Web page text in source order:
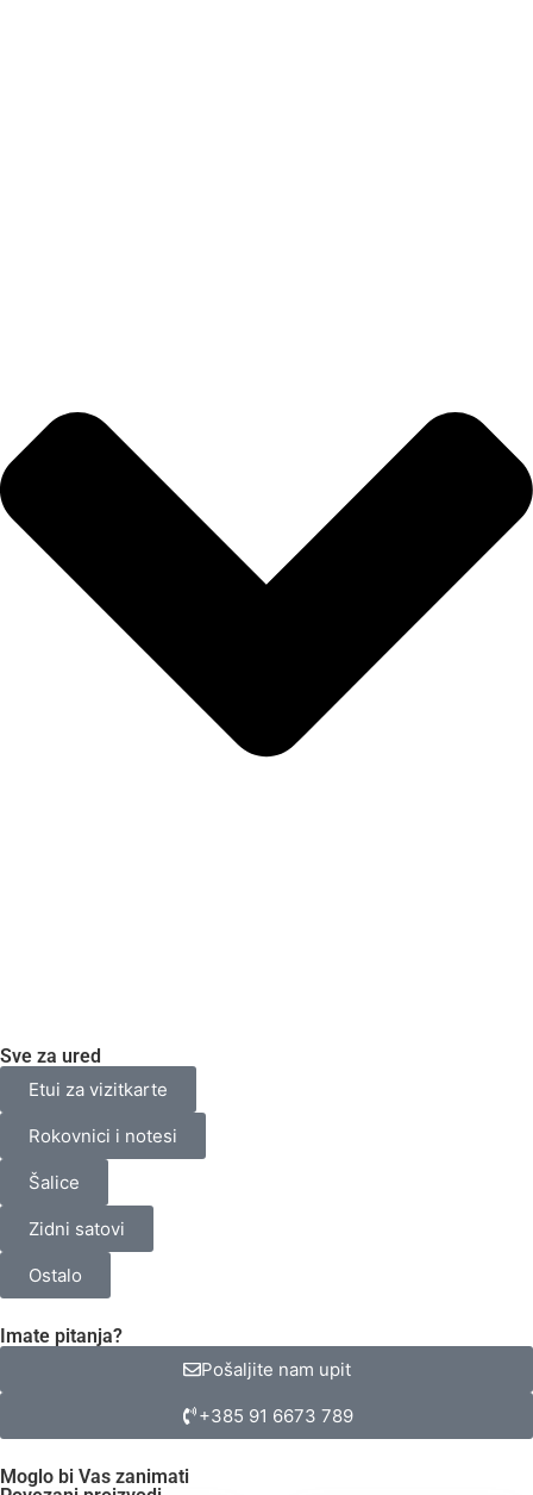
Sve za ured
Etui za vizitkarte
Rokovnici i notesi
Šalice
Zidni satovi
Ostalo
Imate pitanja?
Pošaljite nam upit
+385 91 6673 789
Moglo bi Vas zanimati